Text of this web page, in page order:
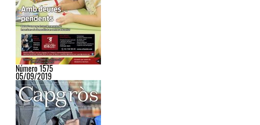
Número 1575
05/09/2019